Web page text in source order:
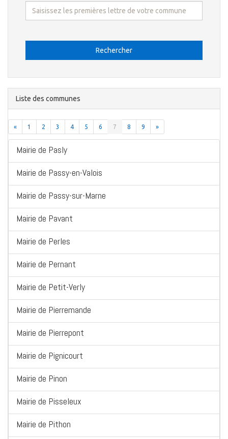
Rechercher
Liste des communes
« 1 2 3 4 5 6 7 8 9 »
Mairie de Pasly
Mairie de Passy-en-Valois
Mairie de Passy-sur-Marne
Mairie de Pavant
Mairie de Perles
Mairie de Pernant
Mairie de Petit-Verly
Mairie de Pierremande
Mairie de Pierrepont
Mairie de Pignicourt
Mairie de Pinon
Mairie de Pisseleux
Mairie de Pithon